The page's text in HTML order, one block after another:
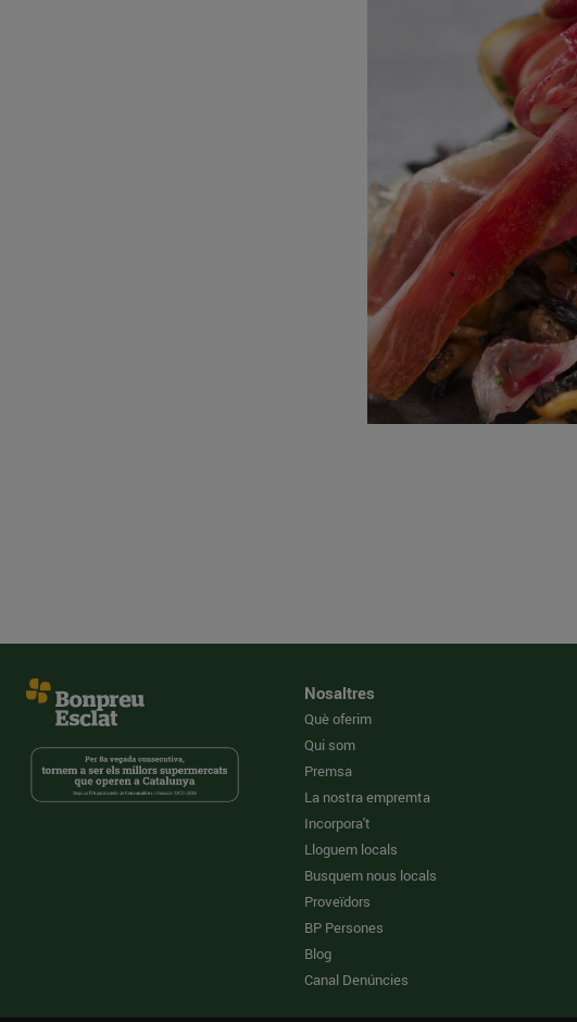
Nosaltres
Què oferim
Qui som
Premsa
La nostra empremta
Incorpora't
Lloguem locals
Busquem nous locals
Proveïdors
BP Persones
Blog
Canal Denúncies